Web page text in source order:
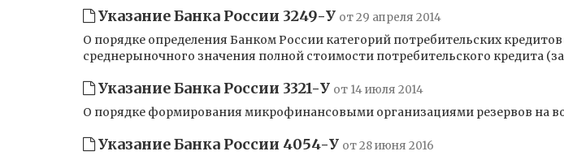
Указание Банка России 3249-У от 29 апреля 2014
О порядке определения Банком России категорий потребительских
среднерыночного значения полной стоимости потребительского кредита
Указание Банка России 3321-У от 14 июля 2014
О порядке формирования микрофинансовыми организациями резервов на
Указание Банка России 4054-У от 28 июня 2016